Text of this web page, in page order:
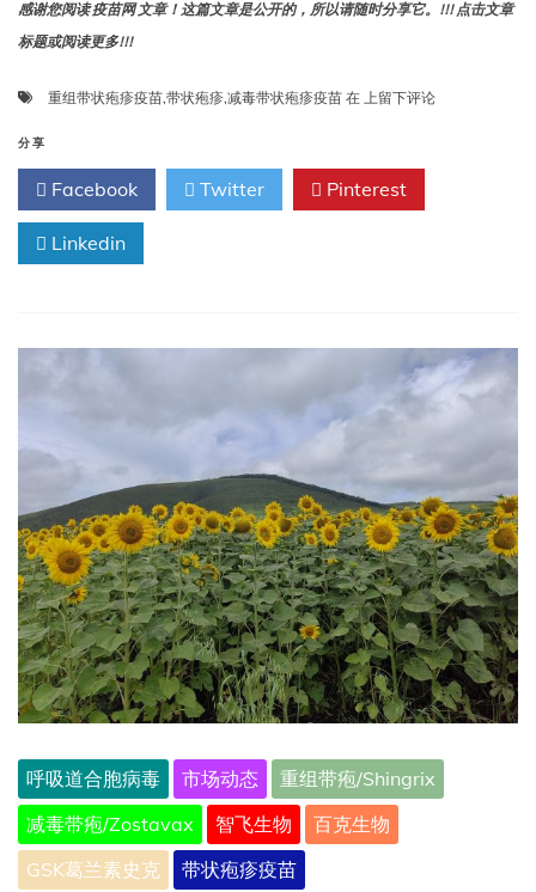
感谢您阅读 疫苗网 文章！这篇文章是公开的，所以请随时分享它。!!! 点击文章
标题或阅读更多!!!
重组带状疱疹疫苗,带状疱疹,减毒带状疱疹疫苗 在 带
苗：
好
风
上留下评论
分享
Facebook Twitter Pinterest
Linkedin
呼吸道合胞病毒 市场动态
重组带疱/Shingrix
减毒带疱/Zostavax
智飞生物
百克生物
GSK葛兰素史克
带状疱疹疫苗